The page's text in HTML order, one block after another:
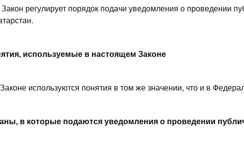
регулирует порядок подачи уведомления о проведении
используемые в настоящем Законе
используются понятия в том же значении, что и в
в которые подаются уведомления о проведении